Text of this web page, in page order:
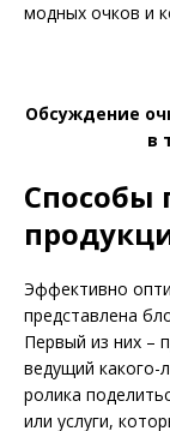
модных очков и
Обсуждение
в
Способы
Эффективно
представлена
Первый из них –
ведущий какого-
ролика
или услуги,